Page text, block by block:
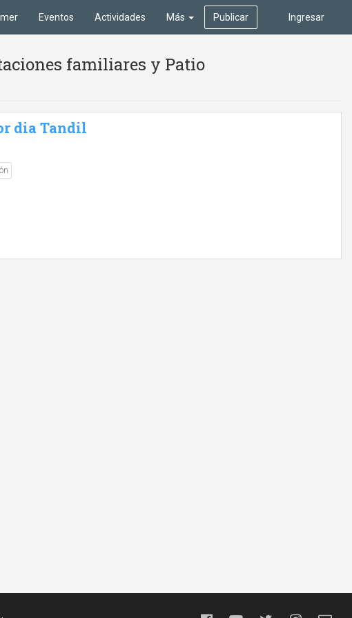
Ingresar
Eventos Actividades Más Publicar
familiares y Patio
dia Tandil